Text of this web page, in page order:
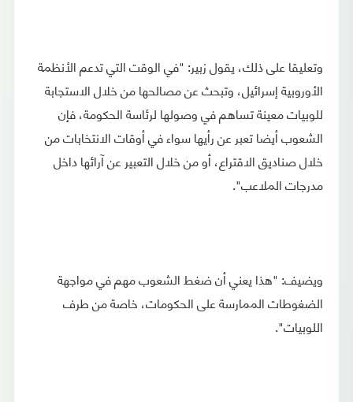
وتعليقا على ذلك، يقول زبير: "في الوقت التي تدعم الأنظمة
الأوروبية إسرائيل، وتبحث عن مصالحها من خلال الاستجابة
للوبيات معينة تساهم في وصولها لرئاسة الحكومة، فإن
الشعوب أيضا تعبر عن رأيها سواء في أوقات الانتخابات من
خلال صناديق الاقتراع، أو من خلال التعبير عن آرائها داخل
مدرجات الملاعب".
ويضيف: "هذا يعني أن ضغط الشعوب مهم في مواجهة
الضغوطات الممارسة على الحكومات، خاصة من طرف
اللوبيات".